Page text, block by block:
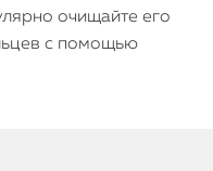
очищайте его
с помощью